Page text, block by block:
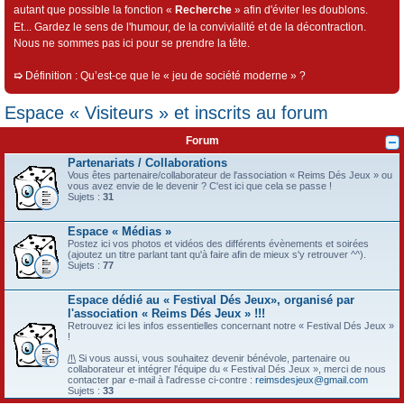
autant que possible la fonction « Recherche » afin d'éviter les doublons.
Et... Gardez le sens de l'humour, de la convivialité et de la décontraction.
Nous ne sommes pas ici pour se prendre la tête.
➯ Définition : Qu’est-ce que le « jeu de société moderne » ?
Espace « Visiteurs » et inscrits au forum
Forum
Partenariats / Collaborations
Vous êtes partenaire/collaborateur de l'association « Reims Dés Jeux » ou
vous avez envie de le devenir ? C'est ici que cela se passe !
Sujets : 31
Espace « Médias »
Postez ici vos photos et vidéos des différents évènements et soirées
(ajoutez un titre parlant tant qu'à faire afin de mieux s'y retrouver ^^).
Sujets : 77
Espace dédié au « Festival Dés Jeux», organisé par
l'association « Reims Dés Jeux » !!!
Retrouvez ici les infos essentielles concernant notre « Festival Dés Jeux »
!
/!\ Si vous aussi, vous souhaitez devenir bénévole, partenaire ou
collaborateur et intégrer l'équipe du « Festival Dés Jeux », merci de nous
contacter par e-mail à l'adresse ci-contre : reimsdesjeux@gmail.com
Sujets : 33